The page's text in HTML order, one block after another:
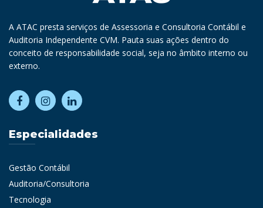
A ATAC presta serviços de Assessoria e Consultoria Contábil e
Auditoria Independente CVM. Pauta suas ações dentro do
conceito de responsabilidade social, seja no âmbito interno ou
externo.
Especialidades
Gestão Contábil
Auditoria/Consultoria
Tecnologia